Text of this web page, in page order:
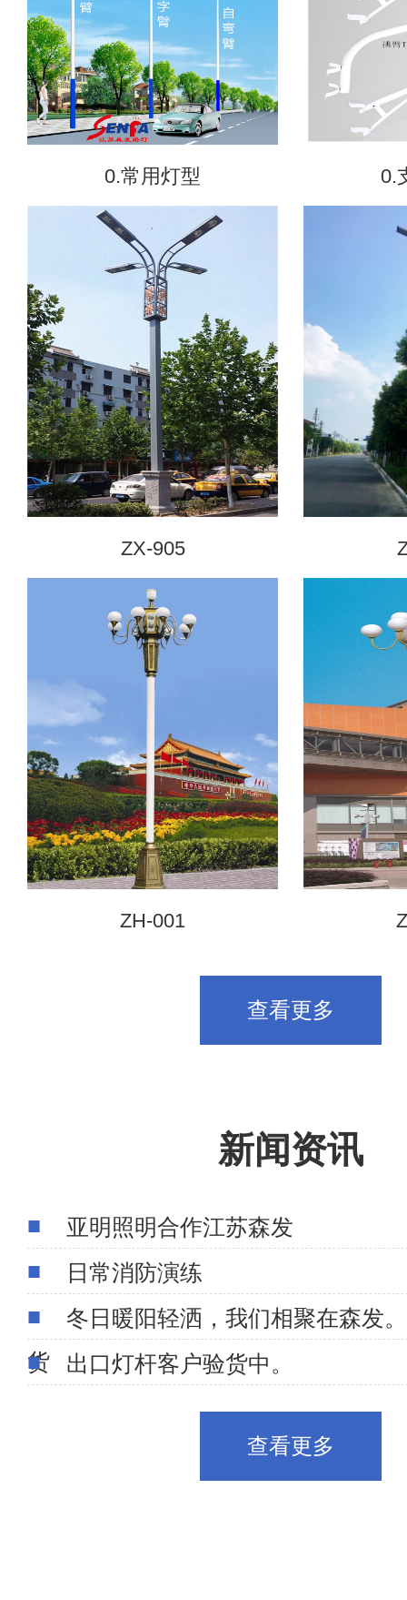
0.常用灯型 0.
ZX-905
ZH-001
查看更多
新闻资讯
亚明照明合作江苏森发
日常消防演练
冬日暖阳轻洒，我们相聚在森发
货
出口灯杆客户验货中。
查看更多